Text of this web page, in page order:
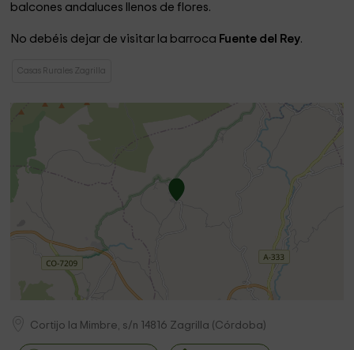
balcones andaluces llenos de flores.
No debéis dejar de visitar la barroca Fuente del Rey.
Casas Rurales Zagrilla
Cortijo la Mimbre, s/n 14816 Zagrilla (Córdoba)